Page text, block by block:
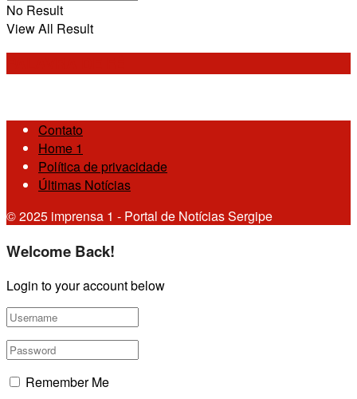
No Result
View All Result
Contato
Home 1
Política de privacidade
Últimas Notícias
© 2025 imprensa 1 - Portal de Notícias Sergipe
Welcome Back!
Login to your account below
Remember Me